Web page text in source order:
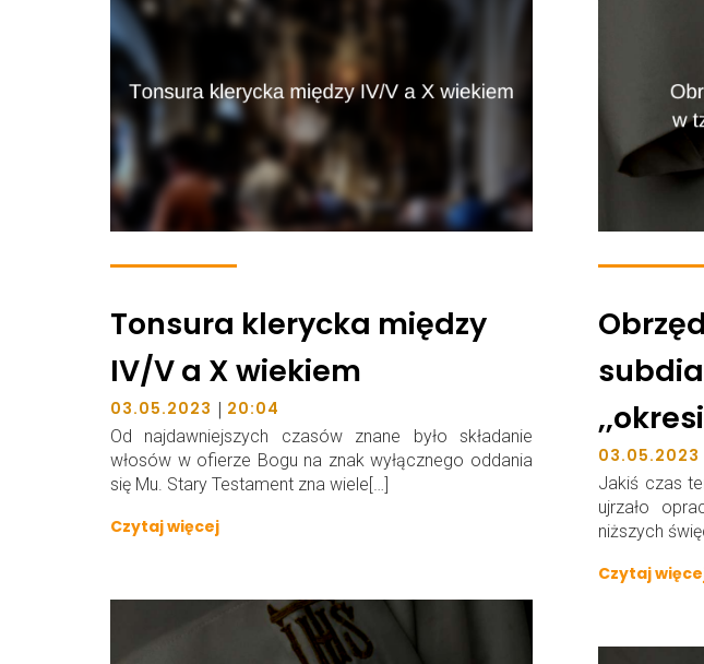
Tonsura klerycka między
IV/V a X wiekiem
03.05.2023 | 20:04
Od najdawniejszych czasów znane było składanie
włosów w ofierze Bogu na znak wyłącznego oddania
się Mu. Stary Testament zna wiele[…]
Czytaj więcej
03.05.2023
Jakiś czas
ujrzało
niższych
Czytaj